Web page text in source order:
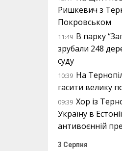
Ришкевич з
Покровськом
11:49 В парку
зрубали 248
суду
10:39 На
гасити велику
09:39 Хор із
Україну в
антивоєнній
3 Серпня